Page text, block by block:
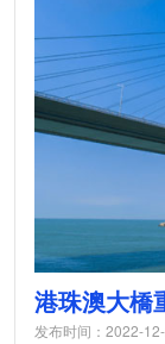
港珠澳大橋
发布时间：2022-